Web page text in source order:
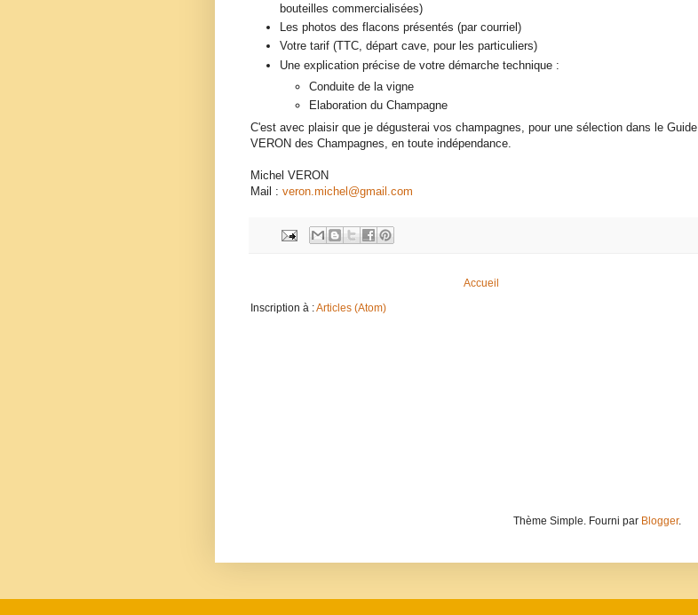
bouteilles commercialisées)
Les photos des flacons présentés (par courriel)
Votre tarif (TTC, départ cave, pour les particuliers)
Une explication précise de votre démarche technique :
Conduite de la vigne
Elaboration du Champagne
C'est avec plaisir que je dégusterai vos champagnes, pour une sélection dans le Guide
VERON des Champagnes, en toute indépendance.
Michel VERON
Mail : veron.michel@gmail.com
Accueil
Inscription à :Articles (Atom)
Thème Simple. Fourni par Blogger.